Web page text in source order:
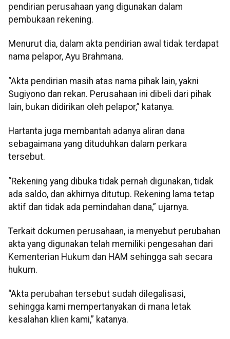
pendirian perusahaan yang digunakan dalam
pembukaan rekening.
Menurut dia, dalam akta pendirian awal tidak terdapat
nama pelapor, Ayu Brahmana.
“Akta pendirian masih atas nama pihak lain, yakni
Sugiyono dan rekan. Perusahaan ini dibeli dari pihak
lain, bukan didirikan oleh pelapor,” katanya.
Hartanta juga membantah adanya aliran dana
sebagaimana yang dituduhkan dalam perkara
tersebut.
“Rekening yang dibuka tidak pernah digunakan, tidak
ada saldo, dan akhirnya ditutup. Rekening lama tetap
aktif dan tidak ada pemindahan dana,” ujarnya.
Terkait dokumen perusahaan, ia menyebut perubahan
akta yang digunakan telah memiliki pengesahan dari
Kementerian Hukum dan HAM sehingga sah secara
hukum.
“Akta perubahan tersebut sudah dilegalisasi,
sehingga kami mempertanyakan di mana letak
kesalahan klien kami,” katanya.